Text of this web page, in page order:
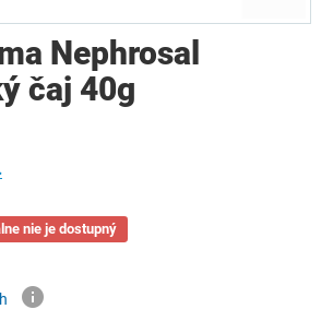
Nephrosal
čaj 40g
nie je dostupný